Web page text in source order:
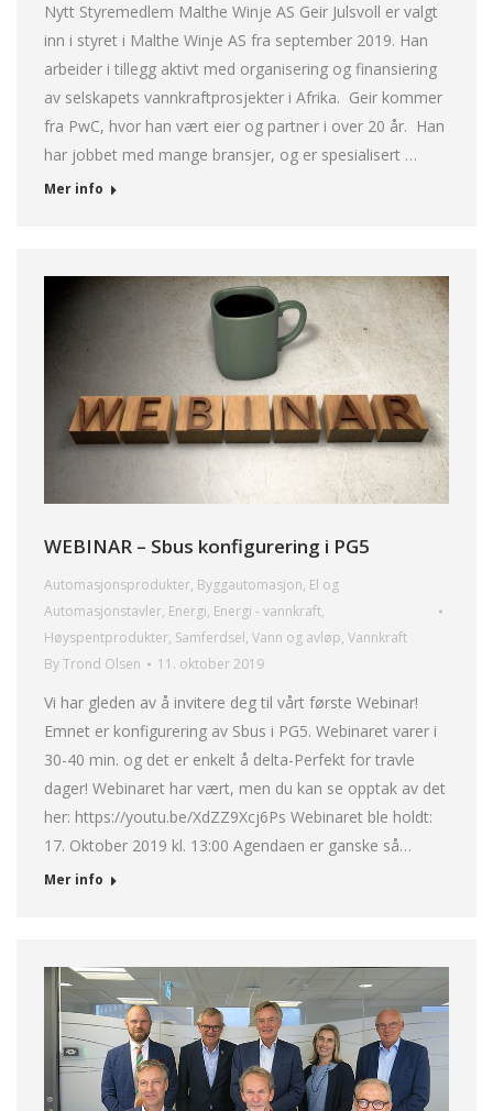
Nytt Styremedlem Malthe Winje AS Geir Julsvoll er valgt
inn i styret i Malthe Winje AS fra september 2019. Han
arbeider i tillegg aktivt med organisering og finansiering
av selskapets vannkraftprosjekter i Afrika. Geir kommer
fra PwC, hvor han vært eier og partner i over 20 år. Han
har jobbet med mange bransjer, og er spesialisert …
Mer info
WEBINAR – Sbus konfigurering i PG5
Automasjonsprodukter, Byggautomasjon, El og
Automasjonstavler, Energi, Energi - vannkraft,
Høyspentprodukter, Samferdsel, Vann og avløp, Vannkraft
ByTrond Olsen 11. oktober 2019
Vi har gleden av å invitere deg til vårt første Webinar!
Emnet er konfigurering av Sbus i PG5. Webinaret varer i
30-40 min. og det er enkelt å delta-Perfekt for travle
dager! Webinaret har vært, men du kan se opptak av det
her: https://youtu.be/XdZZ9Xcj6Ps Webinaret ble holdt:
17. Oktober 2019 kl. 13:00 Agendaen er ganske så…
Mer info